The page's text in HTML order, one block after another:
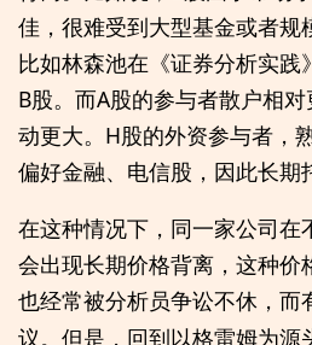
佳，很难受到大型基金或者规
比如林森池在《证券分析实践
B股。而A股的参与者散户相
动更大。H股的外资参与者，
偏好金融、电信股，因此长期
在这种情况下，同一家公司在
会出现长期价格背离，这种价
也经常被分析员争讼不休，而
议。但是，回到以格雷姆为源